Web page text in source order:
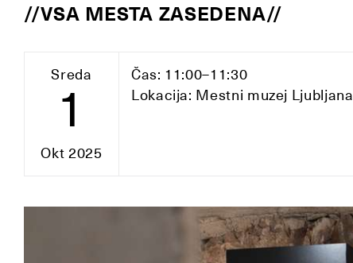
//VSA MESTA ZASEDENA//
Sreda
1
Okt 2025
Čas: 11:00–11:30
Lokacija: Mestni muzej Ljubljana